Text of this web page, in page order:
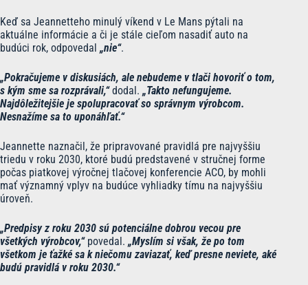
Keď sa Jeannetteho minulý víkend v Le Mans pýtali na
aktuálne informácie a či je stále cieľom nasadiť auto na
budúci rok, odpovedal „nie“.
„Pokračujeme v diskusiách, ale nebudeme v tlači hovoriť o tom,
s kým sme sa rozprávali,“dodal. „Takto nefungujeme.
Najdôležitejšie je spolupracovať so správnym výrobcom.
Nesnažíme sa to uponáhľať.“
Jeannette naznačil, že pripravované pravidlá pre najvyššiu
triedu v roku 2030, ktoré budú predstavené v stručnej forme
počas piatkovej výročnej tlačovej konferencie ACO, by mohli
mať významný vplyv na budúce vyhliadky tímu na najvyššiu
úroveň.
„Predpisy z roku 2030 sú potenciálne dobrou vecou pre
všetkých výrobcov,“ povedal. „Myslím si však, že po tom
všetkom je ťažké sa k niečomu zaviazať, keď presne neviete, aké
budú pravidlá v roku 2030.“